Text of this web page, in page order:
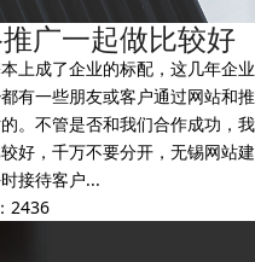
广一起做比较好
上成了企业的标配，这几年企业
有一些朋友或客户通过网站和推
。不管是否和我们合作成功，我
好，千万不要分开，无锡网站建
接待客户...
2436